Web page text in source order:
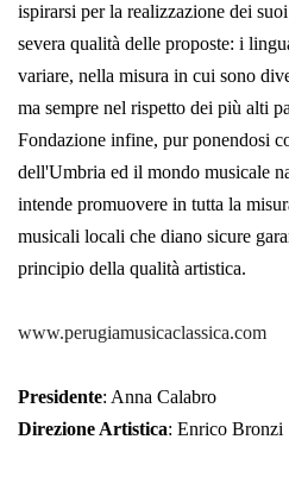
ispirarsi per la realizzazione dei
severa qualità delle proposte: i
variare, nella misura in cui sono
ma sempre nel rispetto dei più alti
Fondazione infine, pur ponendosi
dell'Umbria ed il mondo musicale
intende promuovere in tutta la
musicali locali che diano sicure
principio della qualità artistica.
www.perugiamusicaclassica.com
Presidente: Anna Calabro
Direzione Artistica: Enrico Bronzi